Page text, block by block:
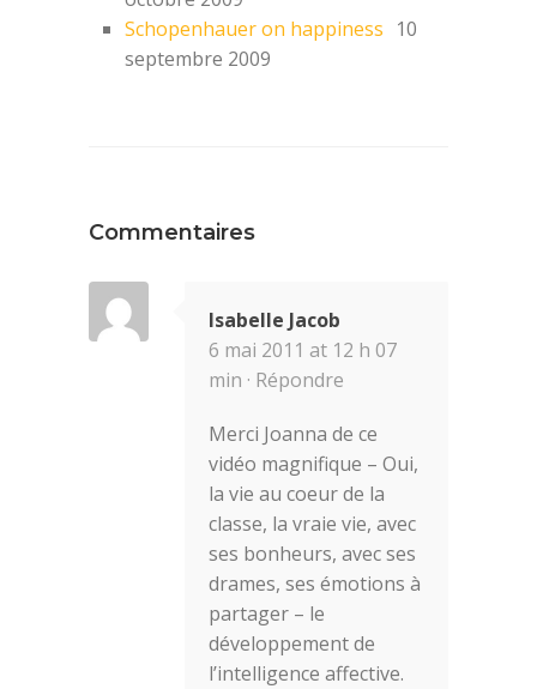
Schopenhauer on happiness 10
septembre 2009
Commentaires
Isabelle Jacob
6 mai 2011 at 12 h 07
min · Répondre
Merci Joanna de ce
vidéo magnifique – Oui,
la vie au coeur de la
classe, la vraie vie, avec
ses bonheurs, avec ses
drames, ses émotions à
partager – le
développement de
l’intelligence affective.